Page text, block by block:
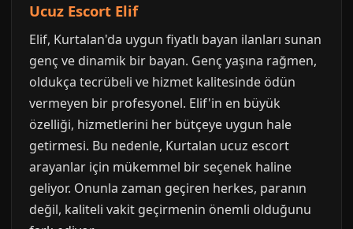
Ucuz Escort Elif
Elif, Kurtalan'da uygun fiyatlı bayan ilanları sunan
genç ve dinamik bir bayan. Genç yaşına rağmen,
oldukça tecrübeli ve hizmet kalitesinde ödün
vermeyen bir profesyonel. Elif'in en büyük
özelliği, hizmetlerini her bütçeye uygun hale
getirmesi. Bu nedenle, Kurtalan ucuz escort
arayanlar için mükemmel bir seçenek haline
geliyor. Onunla zaman geçiren herkes, paranın
değil, kaliteli vakit geçirmenin önemli olduğunu